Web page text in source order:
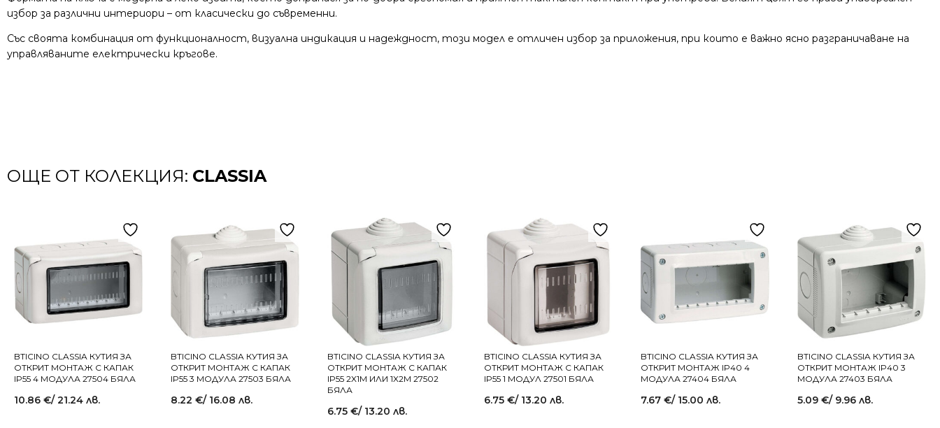
избор за различни интериори – от класически до съвременни.
Със своята комбинация от функционалност, визуална индикация и надеждност, този модел е отличен избор за приложения, при които е важно ясно разграничаване на
управляваните електрически кръгове.
ОЩЕ ОТ КОЛЕКЦИЯ: CLASSIA
BTICINO CLASSIA КУТИЯ ЗА
ОТКРИТ МОНТАЖ С КАПАК
IP55 4 МОДУЛА 27504 БЯЛА
10.86 €/ 21.24 лв.
BTICINO CLASSIA КУТИЯ ЗА
ОТКРИТ МОНТАЖ С КАПАК
IP55 3 МОДУЛА 27503 БЯЛА
8.22 €/ 16.08 лв.
BTICINO CLASSIA КУТИЯ ЗА
ОТКРИТ МОНТАЖ С КАПАК
IP55 2X1M ИЛИ 1X2M 27502
БЯЛА
6.75 €/ 13.20 лв.
BTICINO CLASSIA КУТИЯ ЗА
ОТКРИТ МОНТАЖ С КАПАК
IP55 1 МОДУЛ 27501 БЯЛА
6.75 €/ 13.20 лв.
BTICINO CLASSIA КУТИЯ ЗА
ОТКРИТ МОНТАЖ IP40 4
МОДУЛА 27404 БЯЛА
7.67 €/ 15.00 лв.
BTICINO CLASSIA КУТИЯ ЗА
ОТКРИТ МОНТАЖ IP40 3
МОДУЛА 27403 БЯЛА
5.09 €/ 9.96 лв.